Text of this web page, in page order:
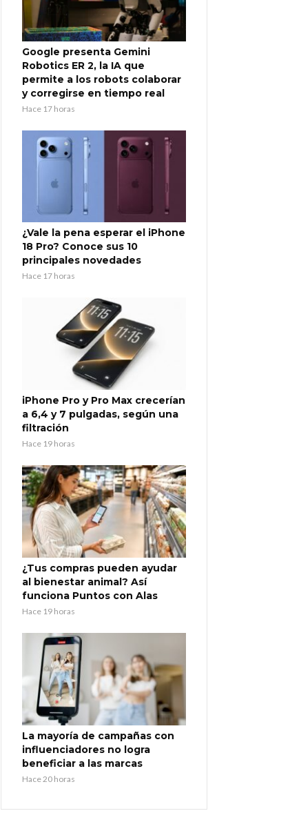
Google presenta Gemini
Robotics ER 2, la IA que
permite a los robots colaborar
y corregirse en tiempo real
Hace 17 horas
¿Vale la pena esperar el iPhone
18 Pro? Conoce sus 10
principales novedades
Hace 17 horas
iPhone Pro y Pro Max crecerían
a 6,4 y 7 pulgadas, según una
filtración
Hace 19 horas
¿Tus compras pueden ayudar
al bienestar animal? Así
funciona Puntos con Alas
Hace 19 horas
La mayoría de campañas con
influenciadores no logra
beneficiar a las marcas
Hace 20 horas